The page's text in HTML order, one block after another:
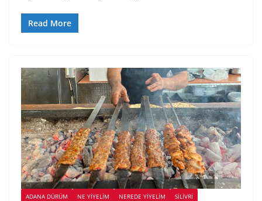
Read More
ADANA DÜRÜM NE YİYELİM NEREDE YİYELİM SILIVRI